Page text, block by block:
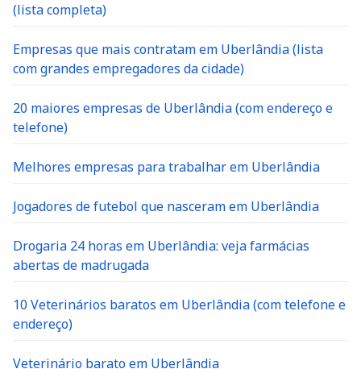
(lista completa)
Empresas que mais contratam em Uberlândia (lista
com grandes empregadores da cidade)
20 maiores empresas de Uberlândia (com endereço e
telefone)
Melhores empresas para trabalhar em Uberlândia
Jogadores de futebol que nasceram em Uberlândia
Drogaria 24 horas em Uberlândia: veja farmácias
abertas de madrugada
10 Veterinários baratos em Uberlândia (com telefone e
endereço)
Veterinário barato em Uberlândia